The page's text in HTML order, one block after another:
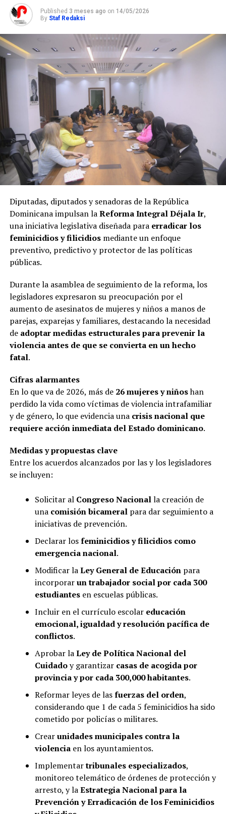
Published 3 meses ago on 14/05/2026
By Staf Redaksi
Diputadas, diputados y senadoras de la República
Dominicana impulsan laReforma Integral Déjala Ir,
una iniciativa legislativa diseñada para erradicar los
feminicidios y filicidiosmediante un enfoque
preventivo, predictivo y protector de las políticas
públicas.
Durante la asamblea de seguimiento de la reforma, los
legisladores expresaron su preocupación por el
aumento de asesinatos de mujeres y niños a manos de
parejas, exparejas y familiares, destacando la necesidad
de adoptar medidas estructurales para prevenir la
violencia antes de que se convierta en un hecho
fatal.
Cifras alarmantes
En lo que va de 2026, más de 26 mujeres y niñoshan
perdido la vida como víctimas de violencia intrafamiliar
y de género, lo que evidencia una crisis nacional que
requiere acción inmediata del Estado dominicano.
Medidas y propuestas clave
Entre los acuerdos alcanzados por las y los legisladores
se incluyen:
Solicitar al Congreso Nacionalla creación de
una comisión bicameralpara dar seguimiento a
iniciativas de prevención.
Declarar losfeminicidios y filicidios como
emergencia nacional.
Modificar laLey General de Educaciónpara
incorporarun trabajador social por cada 300
estudiantesen escuelas públicas.
Incluir en el currículo escolar educación
emocional, igualdad y resolución pacífica de
conflictos.
Aprobar laLey de Política Nacional del
Cuidadoy garantizar casas de acogida por
provincia y por cada 300,000 habitantes.
Reformar leyes de lasfuerzas del orden,
considerando que 1 de cada 5 feminicidios ha sido
cometido por policías o militares.
Crearunidades municipales contra la
violenciaen los ayuntamientos.
Implementartribunales especializados,
monitoreo telemático de órdenes de protección y
arresto, y laEstrategia Nacional para la
Prevención y Erradicación de los Feminicidios